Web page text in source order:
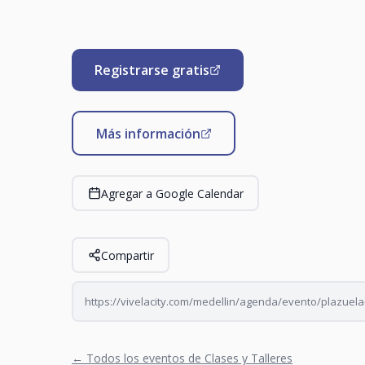
Registrarse gratis
Más información
Agregar a Google Calendar
Compartir
https://vivelacity.com/medellin/agenda/evento/
← Todos los eventos de Clases y Talleres